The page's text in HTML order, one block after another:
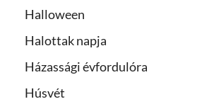
Halloween
Halottak napja
Házassági évfordulóra
Húsvét